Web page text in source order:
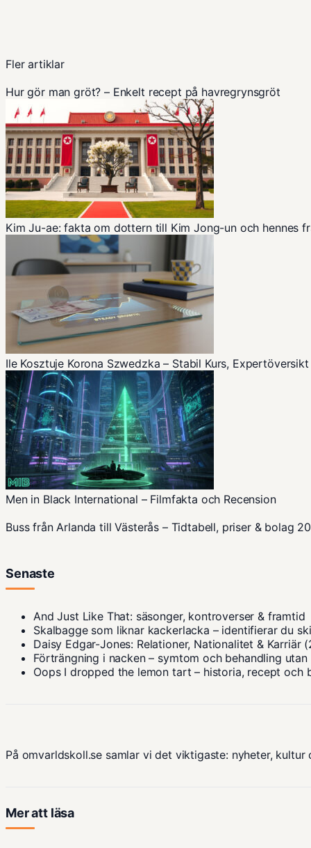
Fler artiklar
Hur gör man gröt? – Enkelt recept på havregrynsgröt
Kim Ju-ae: fakta om dottern till Kim Jong-un och hennes
Ile Kosztuje Korona Szwedzka – Stabil Kurs, Expertöversikt
Men in Black International – Filmfakta och Recension
Buss från Arlanda till Västerås – Tidtabell, priser & bolag
Senaste
And Just Like That: säsonger, kontroverser & framtid
Skalbagge som liknar kackerlacka – identifierar du
Daisy Edgar-Jones: Relationer, Nationalitet & Karriär
Förträngning i nacken – symtom och behandling
Oops I dropped the lemon tart – historia, recept och
På omvarldskoll.se samlar vi det viktigaste: nyheter,
Mer att läsa